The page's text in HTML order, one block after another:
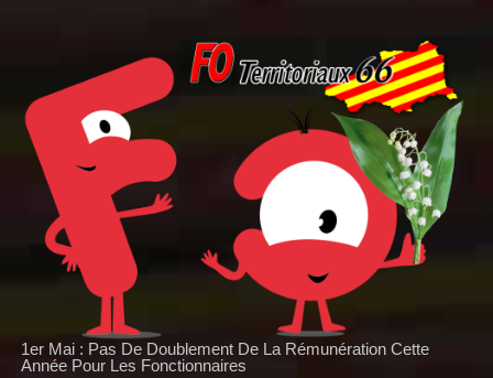
1er Mai : Pas De Doublement De La Rémunération Cette
Année Pour Les Fonctionnaires